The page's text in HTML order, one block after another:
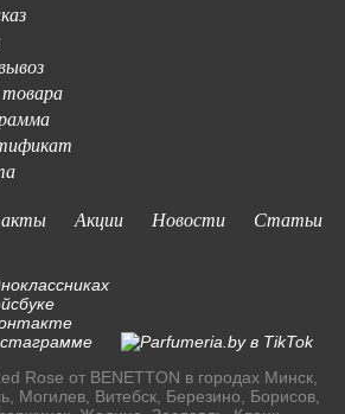
Акции Новости
Статьи
Rose от BENETTON в городах Минск,
Могилев, Витебск, Березино, Борисов,